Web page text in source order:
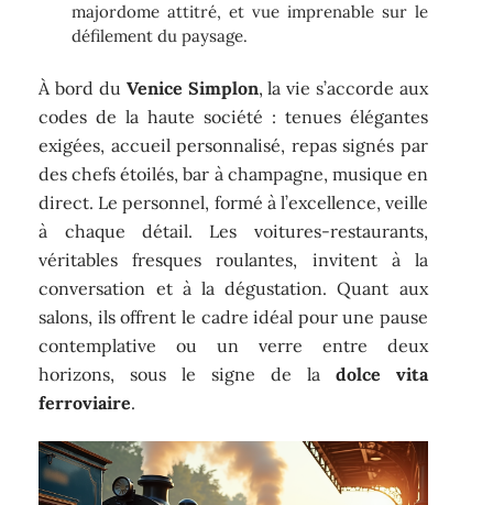
majordome attitré, et vue imprenable sur le
défilement du paysage.
À bord du Venice Simplon, la vie s’accorde aux
codes de la haute société : tenues élégantes
exigées, accueil personnalisé, repas signés par
des chefs étoilés, bar à champagne, musique en
direct. Le personnel, formé à l’excellence, veille
à chaque détail. Les voitures-restaurants,
véritables fresques roulantes, invitent à la
conversation et à la dégustation. Quant aux
salons, ils offrent le cadre idéal pour une pause
contemplative ou un verre entre deux
horizons, sous le signe de la dolce vita
ferroviaire.